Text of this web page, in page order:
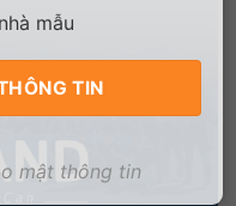
mẫu
mật thông tin